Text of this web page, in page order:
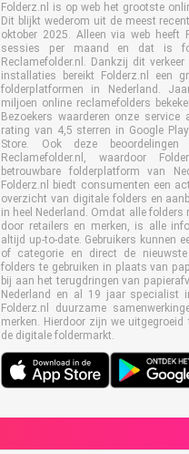
Folderz.nl is op web het grootste
Dit blijkt wederom uit de meest
oktober 2025. Alleen via web heeft
sessies per maand en dat is
Reclamefolder.nl. Dankzij dit
installaties bereikt Folderz.nl een
folderplatformen in Nederland.
miljoen online reclamefolders
Bezoekers waarderen onze service
rating van 4,5 sterren in Google
Store. Ook deze
Reclamefolder.nl, waardoor
betrouwbare folderplatform van
Folderz.nl biedt consumenten een
overzicht van digitale folders en
in heel Nederland. Omdat alle folders
door retailers en merken, is alle
altijd up-to-date. Gebruikers kunnen
of categorie en direct de
folders te gebruiken in plaats van
bij aan het terugdringen van
Nederland en al 19 jaar specialist
Folderz.nl duurzame
merken. Hierdoor zijn we
de digitale foldermarkt.